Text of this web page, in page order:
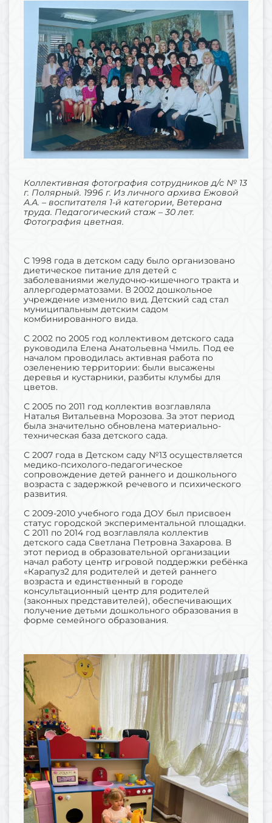
Коллективная фотография сотрудников д/с № 13
г. Полярный. 1996 г. Из личного архива Ежовой
А.А. – воспитателя 1-й категории, Ветерана
труда. Педагогический стаж – 30 лет.
Фотография цветная.
С 1998 года в детском саду было организовано
диетическое питание для детей с
заболеваниями желудочно-кишечного тракта и
аллергодерматозами. В 2002 дошкольное
учреждение изменило вид. Детский сад стал
муниципальным детским садом
комбинированного вида.
С 2002 по 2005 год коллективом детского сада
руководила Елена Анатольевна Чмиль. Под ее
началом проводилась активная работа по
озеленению территории: были высажены
деревья и кустарники, разбиты клумбы для
цветов.
С 2005 по 2011 год коллектив возглавляла
Наталья Витальевна Морозова. За этот период
была значительно обновлена материально-
техническая база детского сада.
С 2007 года в Детском саду №13 осуществляется
медико-психолого-педагогическое
сопровождение детей раннего и дошкольного
возраста с задержкой речевого и психического
развития.
С 2009-2010 учебного года ДОУ был присвоен
статус городской экспериментальной площадки.
С 2011 по 2014 год возглавляла коллектив
детского сада Светлана Петровна Захарова. В
этот период в образовательной организации
начал работу центр игровой поддержки ребёнка
«Карапуз2 для родителей и детей раннего
возраста и единственный в городе
консультационный центр для родителей
(законных представителей), обеспечивающих
получение детьми дошкольного образования в
форме семейного образования.